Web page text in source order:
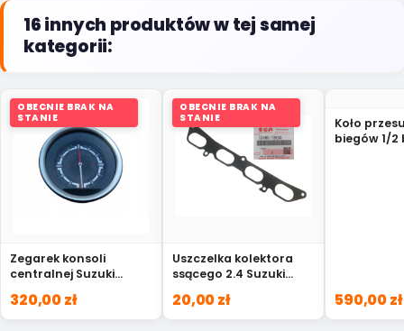
16 innych produktów w tej samej
kategorii:
OBECNIE BRAK NA
STANIE
Zegarek konsoli
centralnej Suzuki
320,00 zł
OBECNIE BRAK NA
STANIE
Uszczelka kolektora
ssącego 2.4 Suzuki
78K00
20,00 zł
Koło
biegów 1/2
590,00 zł